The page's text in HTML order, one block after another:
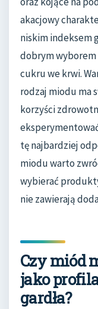
akacjowy
niskim indeksem
dobrym wyborem
cukru we krwi.
rodzaj miodu ma
korzyści
tę najbardziej
miodu warto
wybierać
nie zawierają
Czy miód
jako
gardła?